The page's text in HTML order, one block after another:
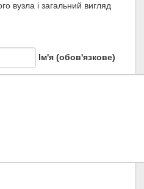
вузла і загальний вигляд
Ім'я (обов'язкове)